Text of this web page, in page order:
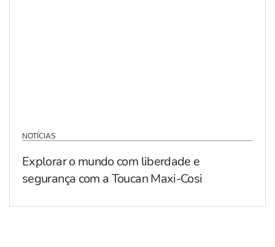
NOTÍCIAS
Explorar o mundo com liberdade e
segurança com a Toucan Maxi-Cosi